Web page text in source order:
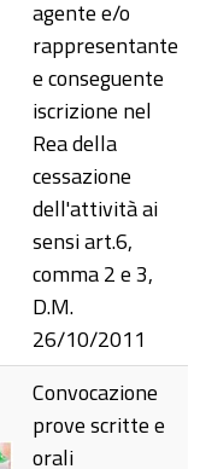
agente e/o
rappresentante
e conseguente
iscrizione nel
Rea della
cessazione
dell'attività ai
sensi art.6,
comma 2 e 3,
D.M.
26/10/2011
Convocazione
prove scritte e
orali